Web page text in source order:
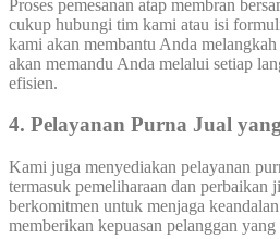
Proses pemesanan atap membran
cukup hubungi tim kami atau isi
kami akan membantu Anda
akan memandu Anda melalui setiap
efisien.
4. Pelayanan Purna Jual
Kami juga menyediakan pelayanan
termasuk pemeliharaan dan perbaikan
berkomitmen untuk menjaga
memberikan kepuasan pelanggan